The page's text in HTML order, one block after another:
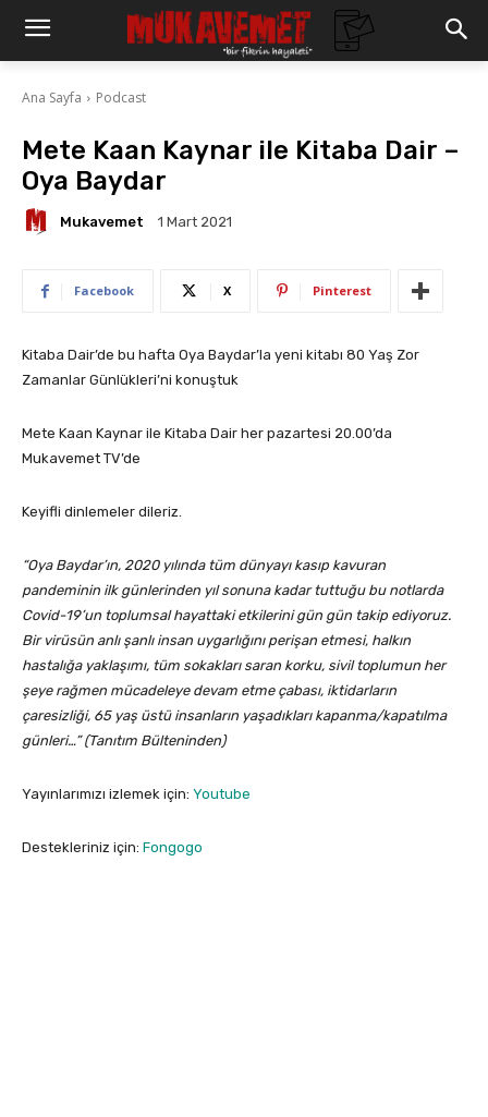
Ana Sayfa Podcast
Mete Kaan Kaynar ile Kitaba Dair –
Oya Baydar
Mukavemet 1 Mart 2021
Facebook X Pinterest
Kitaba Dair’de bu hafta Oya Baydar’la yeni kitabı 80 Yaş Zor
Zamanlar Günlükleri’ni konuştuk
Mete Kaan Kaynar ile Kitaba Dair her pazartesi 20.00’da
Mukavemet TV’de
Keyifli dinlemeler dileriz.
“Oya Baydar’ın, 2020 yılında tüm dünyayı kasıp kavuran
pandeminin ilk günlerinden yıl sonuna kadar tuttuğu bu notlarda
Covid-19’un toplumsal hayattaki etkilerini gün gün takip ediyoruz.
Bir virüsün anlı şanlı insan uygarlığını perişan etmesi, halkın
hastalığa yaklaşımı, tüm sokakları saran korku, sivil toplumun her
şeye rağmen mücadeleye devam etme çabası, iktidarların
çaresizliği, 65 yaş üstü insanların yaşadıkları kapanma/kapatılma
günleri…” (Tanıtım Bülteninden)
Yayınlarımızı izlemek için: Youtube
Destekleriniz için: Fongogo